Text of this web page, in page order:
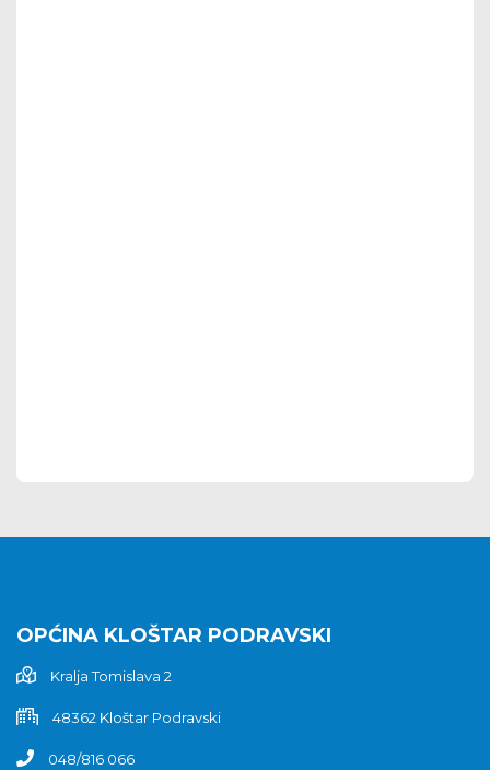
OPĆINA KLOŠTAR PODRAVSKI
Kralja Tomislava 2
48362 Kloštar Podravski
048/816 066